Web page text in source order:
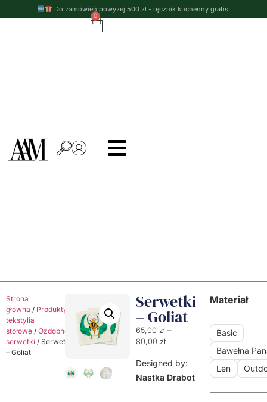
Do zamówień powyżej 500 zł - ręcznik kuchenny gratis!
0
Strona
główna / Produkty
Dekoracyjne
tekstylia
stołowe / Ozdobne
serwetki / Serwetki
– Goliat
Serwetki
– Goliat
65,00 zł –
80,00 zł
Designed by:
Nastka Drabot
Materiał
Basic
Bawełna
Len